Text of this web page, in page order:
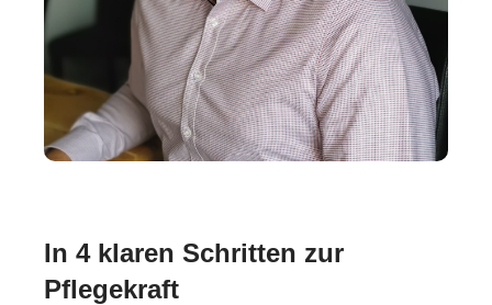
In 4 klaren Schritten zur
Pflegekraft